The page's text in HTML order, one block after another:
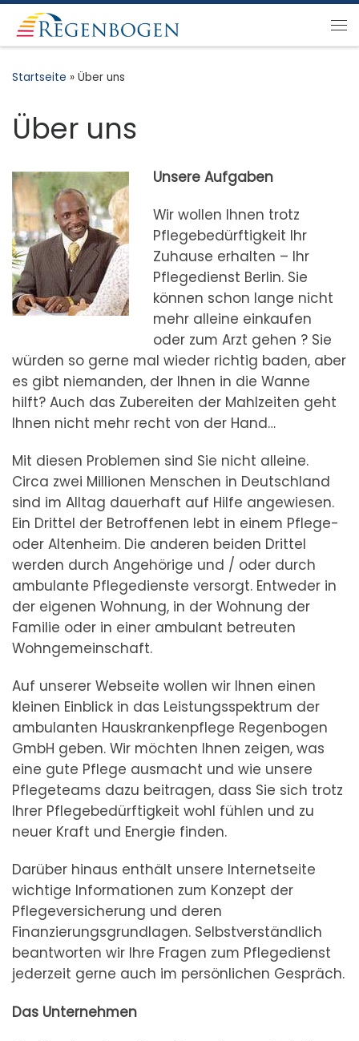
Zum Inhalt springen
Startseite » Über uns
Über uns
Unsere Aufgaben
Wir wollen Ihnen trotz
Pflegebedürftigkeit Ihr
Zuhause erhalten – Ihr
Pflegedienst Berlin. Sie
können schon lange nicht
mehr alleine einkaufen
oder zum Arzt gehen ? Sie
würden so gerne mal wieder richtig baden, aber
es gibt niemanden, der Ihnen in die Wanne
hilft? Auch das Zubereiten der Mahlzeiten geht
Ihnen nicht mehr recht von der Hand…
Mit diesen Problemen sind Sie nicht alleine.
Circa zwei Millionen Menschen in Deutschland
sind im Alltag dauerhaft auf Hilfe angewiesen.
Ein Drittel der Betroffenen lebt in einem Pflege-
oder Altenheim. Die anderen beiden Drittel
werden durch Angehörige und / oder durch
ambulante Pflegedienste versorgt. Entweder in
der eigenen Wohnung, in der Wohnung der
Familie oder in einer ambulant betreuten
Wohngemeinschaft.
Auf unserer Webseite wollen wir Ihnen einen
kleinen Einblick in das Leistungsspektrum der
ambulanten Hauskrankenpflege Regenbogen
GmbH geben. Wir möchten Ihnen zeigen, was
eine gute Pflege ausmacht und wie unsere
Pflegeteams dazu beitragen, dass Sie sich trotz
Ihrer Pflegebedürftigkeit wohl fühlen und zu
neuer Kraft und Energie finden.
Darüber hinaus enthält unsere Internetseite
wichtige Informationen zum Konzept der
Pflegeversicherung und deren
Finanzierungsgrundlagen. Selbstverständlich
beantworten wir Ihre Fragen zum Pflegedienst
jederzeit gerne auch im persönlichen Gespräch.
Das Unternehmen